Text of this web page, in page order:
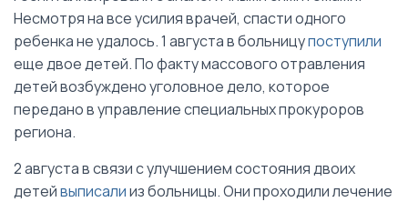
Несмотря на все усилия врачей, спасти одного
ребенка не удалось. 1 августа в больницупоступили
еще двое детей. По факту массового отравления
детей возбуждено уголовное дело, которое
передано в управление специальных прокуроров
региона.
2 августа в связи с улучшением состояния двоих
детейвыписалииз больницы. Они проходили лечение